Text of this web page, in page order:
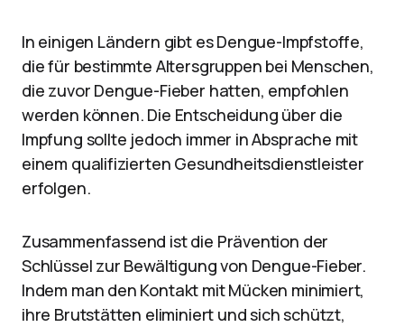
In einigen Ländern gibt es Dengue-Impfstoffe,
die für bestimmte Altersgruppen bei Menschen,
die zuvor Dengue-Fieber hatten, empfohlen
werden können. Die Entscheidung über die
Impfung sollte jedoch immer in Absprache mit
einem qualifizierten Gesundheitsdienstleister
erfolgen.
Zusammenfassend ist die Prävention der
Schlüssel zur Bewältigung von Dengue-Fieber.
Indem man den Kontakt mit Mücken minimiert,
ihre Brutstätten eliminiert und sich schützt,